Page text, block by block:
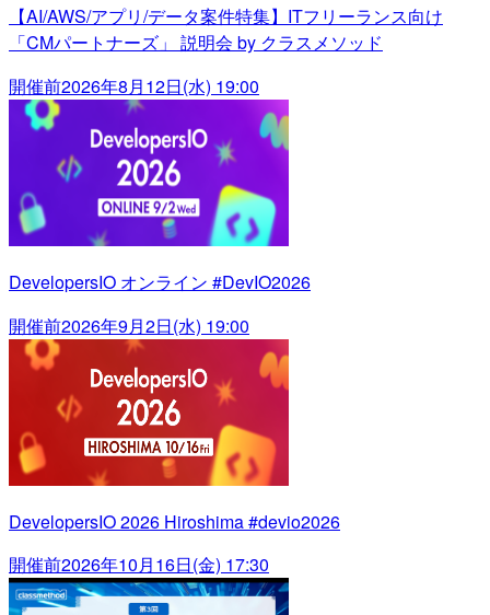
【AI/AWS/アプリ/データ案件特集】ITフリーランス向け
「CMパートナーズ」 説明会 by クラスメソッド
開催前2026年8月12日(水) 19:00
DevelopersIO オンライン #DevIO2026
開催前2026年9月2日(水) 19:00
DevelopersIO 2026 Hiroshima #devio2026
開催前2026年10月16日(金) 17:30